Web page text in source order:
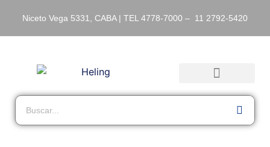
Niceto Vega 5331, CABA | TEL 4778-7000 – 11 2792-5420